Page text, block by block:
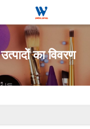
उत्पादों का विवरण